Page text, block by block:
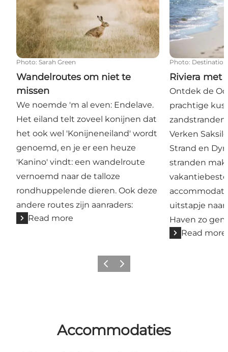
Photo: Sarah Green
Wandelroutes om niet te
missen
We noemde 'm al even: Endelave.
Het eiland telt zoveel konijnen dat
het ook wel 'Konijneneiland' wordt
genoemd, en je er een heuze
'Kanino' vindt: een wandelroute
vernoemd naar de talloze
rondhuppelende dieren. Ook deze
andere routes zijn aanraders:
Read more
Photo:
Riviera met
Ontdek de
prachtige
Verken
Strand en
stranden
uitstapje naar
Haven zo
Read more
Previous
Next
Accommodaties